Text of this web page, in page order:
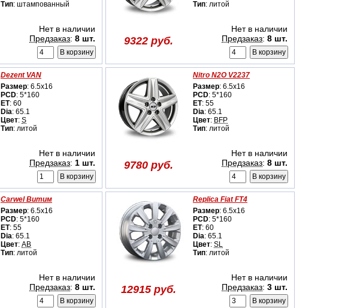
Тип: штампованный
Нет в наличии
Предзаказ: 8 шт.
Тип: литой
9322 руб.
Нет в наличии
Предзаказ: 8 шт.
Dezent VAN
Размер: 6.5x16
PCD: 5*160
ET: 60
Dia: 65.1
Цвет: S
Тип: литой
Нет в наличии
Предзаказ: 1 шт.
Nitro N2O V2237
Размер: 6.5x16
PCD: 5*160
ET: 55
Dia: 65.1
Цвет: BFP
Тип: литой
9780 руб.
Нет в наличии
Предзаказ: 8 шт.
Carwel Витим
Размер: 6.5x16
PCD: 5*160
ET: 55
Dia: 65.1
Цвет: AB
Тип: литой
Нет в наличии
Предзаказ: 8 шт.
Replica Fiat FT4
Размер: 6.5x16
PCD: 5*160
ET: 60
Dia: 65.1
Цвет: SL
Тип: литой
12915 руб.
Нет в наличии
Предзаказ: 3 шт.